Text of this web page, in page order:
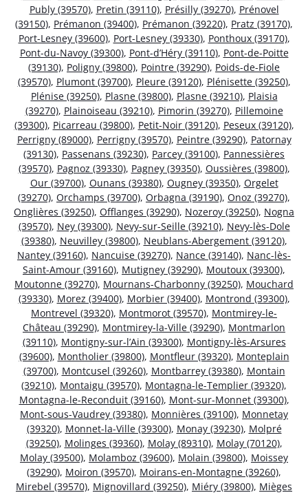
Publy (39570), Pretin (39110), Présilly (39270), Prénovel
(39150), Prémanon (39400), Prémanon (39220), Pratz (39170),
Port-Lesney (39600), Port-Lesney (39330), Ponthoux (39170),
Pont-du-Navoy (39300), Pont-d’Héry (39110), Pont-de-Poitte
(39130), Poligny (39800), Pointre (39290), Poids-de-Fiole
(39570), Plumont (39700), Pleure (39120), Plénisette (39250),
Plénise (39250), Plasne (39800), Plasne (39210), Plaisia
(39270), Plainoiseau (39210), Pimorin (39270), Pillemoine
(39300), Picarreau (39800), Petit-Noir (39120), Peseux (39120),
Perrigny (89000), Perrigny (39570), Peintre (39290), Patornay
(39130), Passenans (39230), Parcey (39100), Pannessières
(39570), Pagnoz (39330), Pagney (39350), Oussières (39800),
Our (39700), Ounans (39380), Ougney (39350), Orgelet
(39270), Orchamps (39700), Orbagna (39190), Onoz (39270),
Onglières (39250), Offlanges (39290), Nozeroy (39250), Nogna
(39570), Ney (39300), Nevy-sur-Seille (39210), Nevy-lès-Dole
(39380), Neuvilley (39800), Neublans-Abergement (39120),
Nantey (39160), Nancuise (39270), Nance (39140), Nanc-lès-
Saint-Amour (39160), Mutigney (39290), Moutoux (39300),
Moutonne (39270), Mournans-Charbonny (39250), Mouchard
(39330), Morez (39400), Morbier (39400), Montrond (39300),
Montrevel (39320), Montmorot (39570), Montmirey-le-
Château (39290), Montmirey-la-Ville (39290), Montmarlon
(39110), Montigny-sur-l’Ain (39300), Montigny-lès-Arsures
(39600), Montholier (39800), Montfleur (39320), Monteplain
(39700), Montcusel (39260), Montbarrey (39380), Montain
(39210), Montaigu (39570), Montagna-le-Templier (39320),
Montagna-le-Reconduit (39160), Mont-sur-Monnet (39300),
Mont-sous-Vaudrey (39380), Monnières (39100), Monnetay
(39320), Monnet-la-Ville (39300), Monay (39230), Molpré
(39250), Molinges (39360), Molay (89310), Molay (70120),
Molay (39500), Molamboz (39600), Molain (39800), Moissey
(39290), Moiron (39570), Moirans-en-Montagne (39260),
Mirebel (39570), Mignovillard (39250), Miéry (39800), Mièges